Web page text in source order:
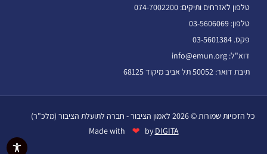
טלפון לאזרחים ותיקים: 074-7002200
טלפון: 03-5606069
פקס. 03-5601384
דוא"ל: info@emun.org
תיבת דואר: 50052 תל אביב מיקוד 68125
כל הזכויות שמורות © 2026 לאמון הציבור - חברה לתועלת הציבור (מלכ"ר)
Made with
❤ by DIGITA